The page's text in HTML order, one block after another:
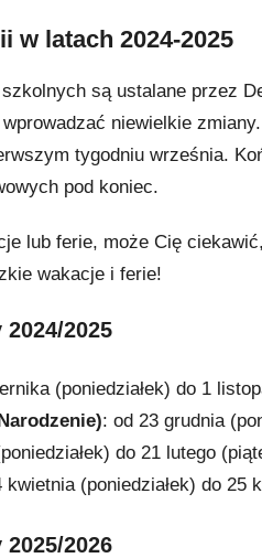
w latach 2024-2025
są ustalane przez
wprowadzać niewielkie
tygodniu września.
pod koniec.
lub ferie, może Cię
wakacje i ferie!
2025
(poniedziałek) do 1
: od 23 grudnia
do 21 lutego
kwietnia (poniedziałek) do 25
2026